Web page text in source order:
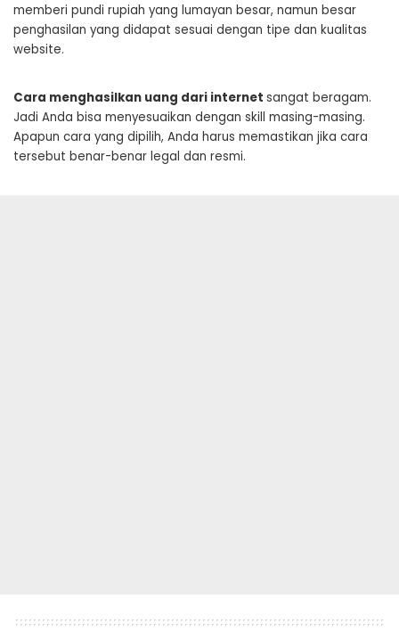
memberi pundi rupiah yang lumayan besar, namun besar
penghasilan yang didapat sesuai dengan tipe dan kualitas
website.
Cara menghasilkan uang dari internet sangat beragam.
Jadi Anda bisa menyesuaikan dengan skill masing-masing.
Apapun cara yang dipilih, Anda harus memastikan jika cara
tersebut benar-benar legal dan resmi.